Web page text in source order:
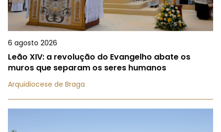
6 agosto 2026
Leão XIV: a revolução do Evangelho abate os
muros que separam os seres humanos
Arquidiocese de Braga